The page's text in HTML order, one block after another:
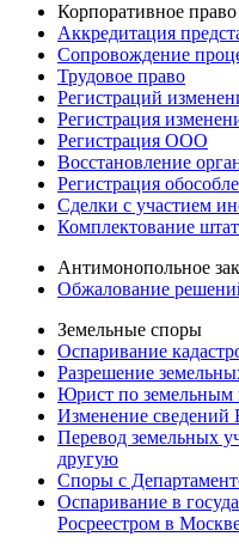
Корпоративное право
Аккредитация
Сопровождение
Трудовое право
Регистраций
Регистрация
Регистрация ООО
Восстановление
Регистрация
Сделки с участием
Комплектование
Антимонопольное
Обжалование
Земельные споры
Оспаривание
Разрешение
Юрист по земельным
Изменение
Перевод земельных
другую
Споры с
Оспаривание в
Росреестром в